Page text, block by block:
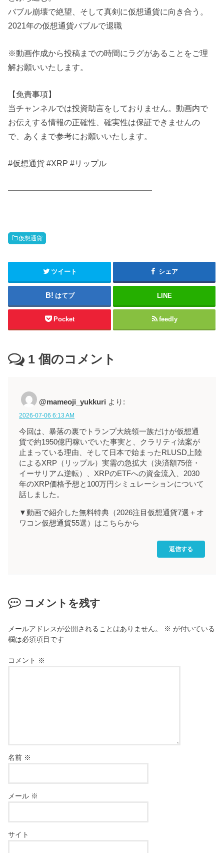
バブル崩壊で絶望、そして真剣に仮想通貨に向き合う。
2021年の仮想通貨バブルで退職
※動画作成から投稿までの時間にラグがあることをご理
解お願いいたします。
【免責事項】
当チャンネルでは投資助言をしておりません。動画内で
お伝えする情報の正確性、確実性は保証できませんの
で、あくまで参考にお願いいたします。
#仮想通貨 #XRP #リップル
━━━━━━━━━━━━━━━━━━
仮想通貨
ツイート シェア
はてブ LINE
Pocket feedly
1 個のコメント
@mameoji_yukkuri より:
2026-07-06 6:13 AM
今回は、暴落の裏でトランプ大統領一族だけが仮想通
貨で約1950億円稼いでいた事実と、クラリティ法案が
止まっている理由、そして日本で始まったRLUSD上陸
によるXRP（リップル）実需の急拡大（決済額75倍・
イーサリアム逆転）、XRPのETFへの資金流入、2030
年のXRP価格予想と100万円シミュレーションについて
話しました。
▼動画で紹介した無料特典（2026注目仮想通貨7選＋オ
ワコン仮想通貨55選）はこちらから
返信する
コメントを残す
メールアドレスが公開されることはありません。 ※ が付いている
欄は必須項目です
コメント ※
名前 ※
メール ※
サイト